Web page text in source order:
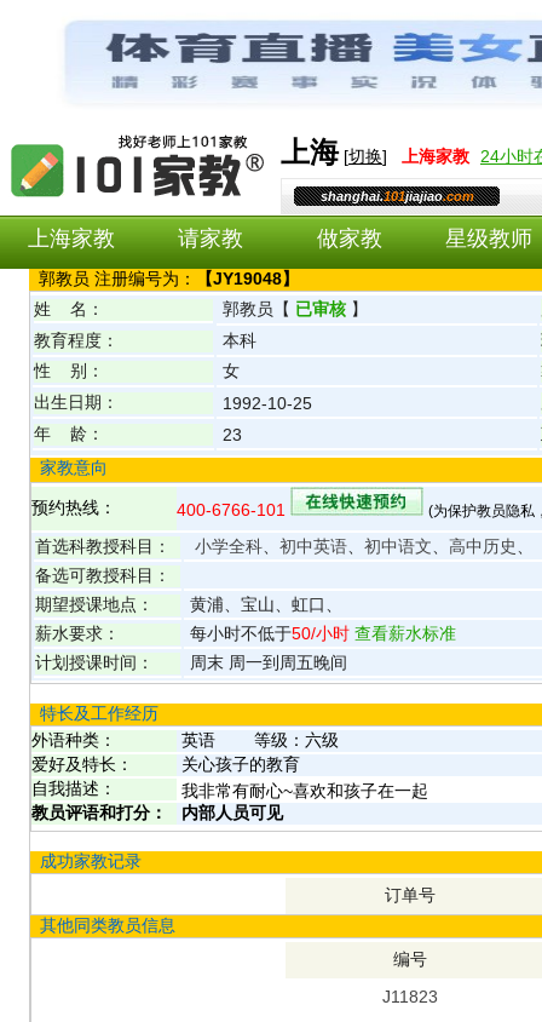
上海[切换] 上海家教 24小时
shanghai.101jiajiao.com
上海家教 请家教 做家教 星级教师
郭教员 注册编号为： 【JY19048】
姓 名：
郭教员 【 已审核 】
教育程度：
本科
性 别：
女
出生日期：
1992-10-25
年 龄：
23
家教意向
预约热线： 400-6766-101 (为保护教员隐私
首选科教授科目： 小学全科 初中英语 初中语文 高中历史
备选可教授科目：
期望授课地点：
黄浦、宝山、虹口、
薪水要求：
每小时不低于50/小时 查看薪水标准
计划授课时间：
周末 周一到周五晚间
特长及工作经历
外语种类：
英语 等级： 六级
爱好及特长：
关心孩子的教育
自我描述：
我非常有耐心~喜欢和孩子在一起
教员评语和打分：
内部人员可见
成功家教记录
订单号
其他同类教员信息
编号
J11823